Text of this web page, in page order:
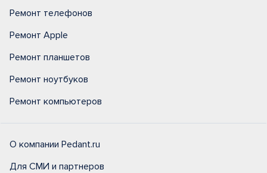
Ремонт телефонов
Ремонт Apple
Ремонт планшетов
Ремонт ноутбуков
Ремонт компьютеров
О компании Pedant.ru
Для СМИ и партнеров